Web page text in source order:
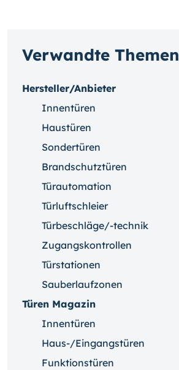
Verwandte Themen
Hersteller/Anbieter
Innentüren
Haustüren
Sondertüren
Brandschutztüren
Türautomation
Türluftschleier
Türbeschläge/-technik
Zugangskontrollen
Türstationen
Sauberlaufzonen
Türen Magazin
Innentüren
Haus-/Eingangstüren
Funktionstüren